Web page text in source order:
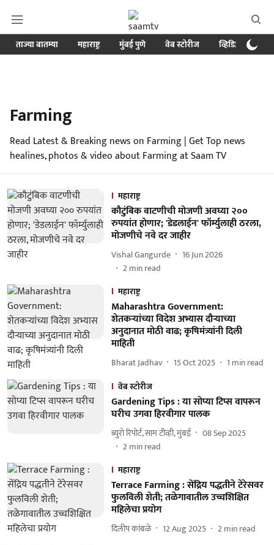
ताज्या बातम्या महाराष्ट्र मुंबई पुणे वेब स्टोरीज व्हिडिओ
Farming
Read Latest & Breaking news on Farming | Get Top news
healines, photos & video about Farming at Saam TV
महाराष्ट्र
कौटुंबिक वाटणीची मोजणी अवघ्या २००
रुपयांत होणार; 'डेडलाईन' फॉर्म्युलाही ठरला,
मोजणीचे नवे दर जाहीर
Vishal Gangurde
16 Jun 2026
2min read
महाराष्ट्र
Maharashtra Government:
शेतकऱ्यांच्या विदेश अभ्यास दौऱ्याच्या
अनुदानात मोठी वाढ; कृषिमंत्र्यांनी दिली
माहिती
Bharat Jadhav 15 Oct 2025 1 min read
वेब स्टोरीज
Gardening Tips : या सोप्या टिप्स वापरून
घरीच उगवा हिरवीगार पालक
ब्युरो रिपोर्ट, साम टीव्ही, मुंबई
08 Sep 2025
2min read
महाराष्ट्र
Terrace Farming : सेंद्रिय पद्धतीने टेरेसवर
फुलविली शेती; तळेगावातील उच्चशिक्षित
महिलेचा प्रयोग
दिलीप कांबळे 12 Aug 2025 2min read